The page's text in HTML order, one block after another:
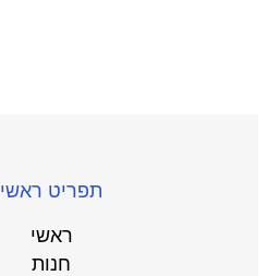
תפריט ראשי
ראשי
חנות